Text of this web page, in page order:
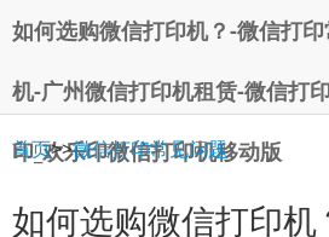
如何选购微信打印机？-微信打
机-广州微信打印机租赁-微信打
印_欢乐印微信打印机移动版
首页>>微信打印常见问题
如何选购微信打印机